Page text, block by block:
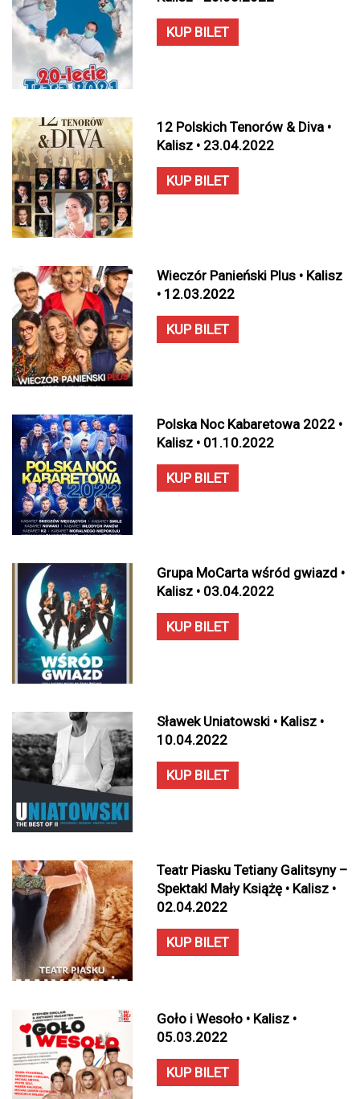
KUP BILET
12 Polskich Tenorów & Diva •
Kalisz • 23.04.2022
KUP BILET
Wieczór Panieński Plus • Kalisz
• 12.03.2022
KUP BILET
Polska Noc Kabaretowa 2022 •
Kalisz • 01.10.2022
KUP BILET
Grupa MoCarta wśród gwiazd •
Kalisz • 03.04.2022
KUP BILET
Sławek Uniatowski • Kalisz •
10.04.2022
KUP BILET
Teatr Piasku Tetiany Galitsyny –
Spektakl Mały Książę • Kalisz •
02.04.2022
KUP BILET
Goło i Wesoło • Kalisz •
05.03.2022
KUP BILET